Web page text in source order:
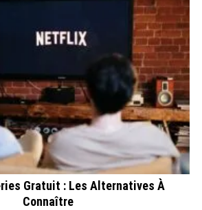
Gratuit : Les Alternatives À
Connaître